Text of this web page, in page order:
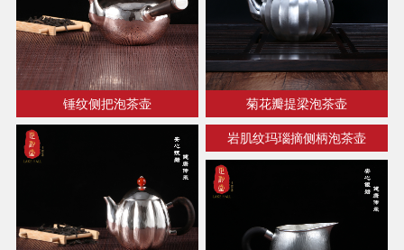
锤纹侧把泡茶壶 菊花瓣提梁泡茶壶
岩肌纹玛瑙摘侧柄泡茶壶